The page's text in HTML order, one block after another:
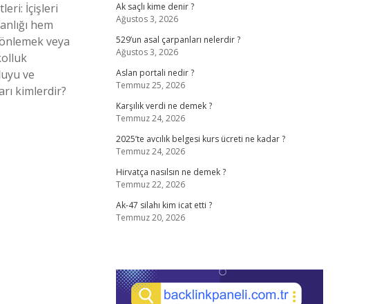
İçişleri
hem
veya
ve
kimlerdir?
Ak saçlı kime denir ?
Ağustos 3, 2026
529’un asal çarpanları nelerdir ?
Ağustos 3, 2026
Aslan portali nedir ?
Temmuz 25, 2026
Karşılık verdi ne demek ?
Temmuz 24, 2026
2025’te avcılık belgesi kurs ücreti ne kadar ?
Temmuz 24, 2026
Hirvatça nasılsın ne demek ?
Temmuz 22, 2026
Ak-47 silahı kim icat etti ?
Temmuz 20, 2026